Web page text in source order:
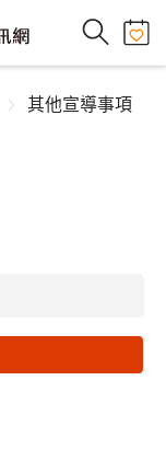
其他宣導事項